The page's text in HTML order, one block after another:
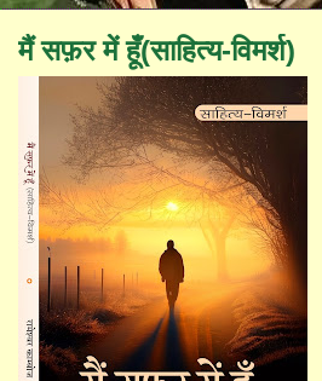
मैं सफ़र में हूँ(साहित्य-विमर्श)